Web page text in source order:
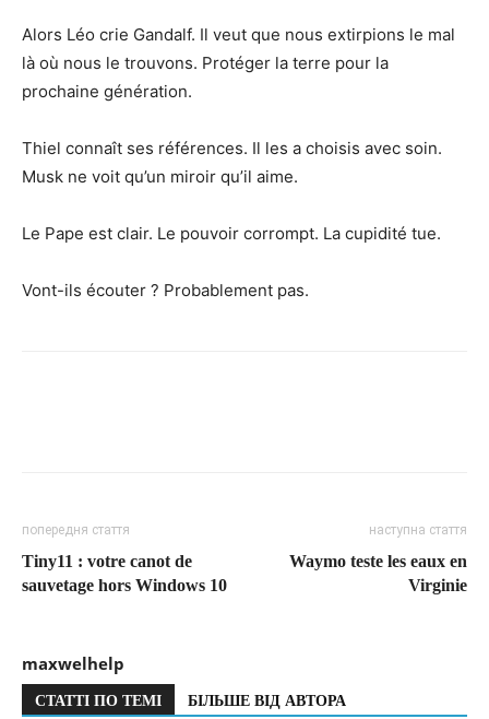
Alors Léo crie Gandalf. Il veut que nous extirpions le mal
là où nous le trouvons. Protéger la terre pour la
prochaine génération.
Thiel connaît ses références. Il les a choisis avec soin.
Musk ne voit qu’un miroir qu’il aime.
Le Pape est clair. Le pouvoir corrompt. La cupidité tue.
Vont-ils écouter ? Probablement pas.
попередня стаття
Tiny11 : votre canot de
sauvetage hors Windows 10
наступна стаття
Waymo teste les eaux en
Virginie
maxwelhelp
СТАТТІ ПО ТЕМІ БІЛЬШЕ ВІД АВТОРА